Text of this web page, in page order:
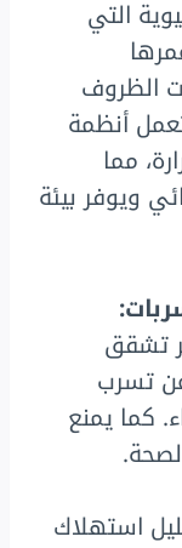
التي
الظروف
أنظمة
مما
ويوفر بيئة
تشقق
عن تسرب
كما يمنع
استهلاك